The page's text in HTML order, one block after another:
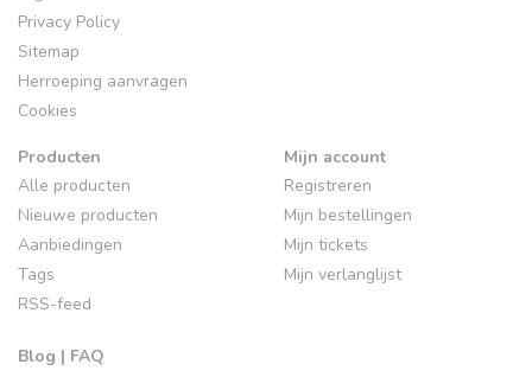
Privacy Policy
Sitemap
Herroeping aanvragen
Cookies
Producten
Alle producten
Nieuwe producten
Aanbiedingen
Tags
RSS-feed
Blog | FAQ
Mijn account
Registreren
Mijn bestellingen
Mijn tickets
Mijn verlanglijst